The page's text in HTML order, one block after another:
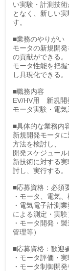
い実験・計測技
となく、新しい
す。
■業務のやりがい
モータの新規開
の貢献ができる。
モータ性能を把
し具現化できる。
■職務内容
EV/HV用 新規開
モータ実験・電
■具体的な業務内
新規開発モータ
方法を検討し、
開発スケジュー
新技術に対する
討し、実行する。
■応募資格：必須
・モータ、電気
・電気電子計測
による測定・実験
・モータ開発・
管理等）
■応募資格：歓迎
・モータ評価・
・モータ制御開